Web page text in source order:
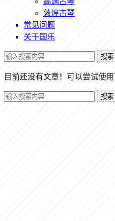
敦煌古琴
常见问题
关于国乐
搜索
目前还没有文章！可以尝试使
搜索